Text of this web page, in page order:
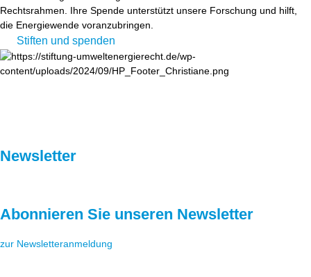
Rechtsrahmen. Ihre Spende unterstützt unsere Forschung und hilft,
die Energiewende voranzubringen.
Stiften und spenden
Newsletter
Abonnieren Sie unseren Newsletter
zur Newsletteranmeldung